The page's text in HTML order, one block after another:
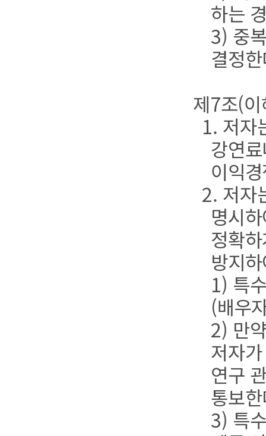
하는
3) 중
결정
제7조(
1. 저자
강연
이익
2. 저자
명시
정확
방지
1) 특
(배우
2) 만
저자
연구
통보
3) 특